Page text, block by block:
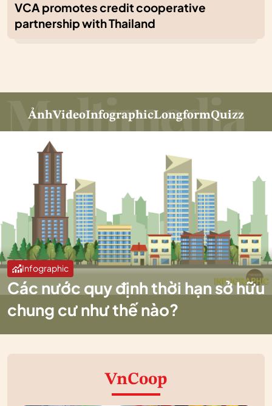
VCA promotes credit cooperative
partnership with Thailand
ẢnhVideoInfographicLongformQuizz
Infographic
Các nước quy định thời hạn sở hữu
chung cư như thế nào?
VnCoop